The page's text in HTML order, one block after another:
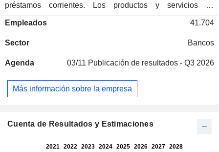
préstamos corrientes. Los productos y servicios se
Europa. Los ingresos se distribuyen geográficamente de la
(22,6 %), Europa Sudoriental (19 %), Ucrania (4,5 %) y otros
Empleados 41.704
Sector Bancos
Agenda 03/11 Publicación de resultados - Q3 2026
Más información sobre la empresa
Cuenta de Resultados y Estimaciones